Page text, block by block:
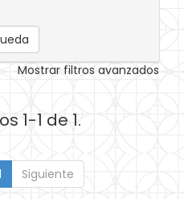
Mostrar filtros avanzados
1-1 de 1.
Siguiente